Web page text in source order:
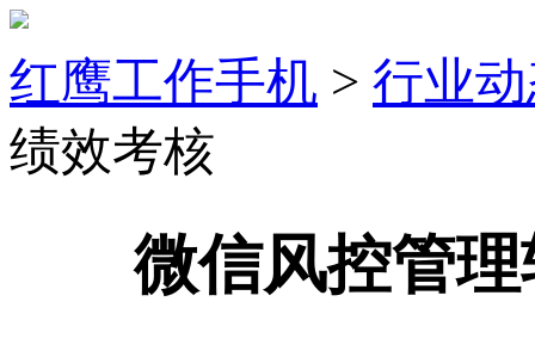
红鹰工作手机 > 行业
绩效考核
微信风控管